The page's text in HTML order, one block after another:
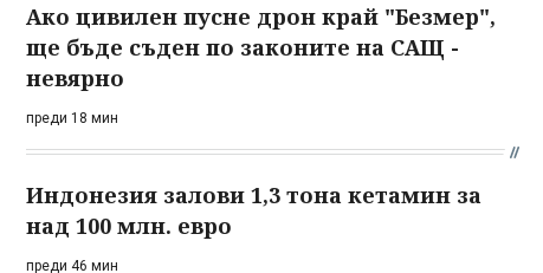
Ако цивилен пусне дрон край "Безмер",
ще бъде съден по законите на САЩ -
невярно
преди 18 мин
Индонезия залови 1,3 тона кетамин за
над 100 млн. евро
преди 46 мин